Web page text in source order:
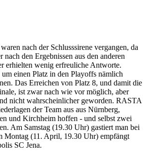
nach der Schlusssirene vergangen, da
den Ergebnissen aus den anderen
erhielten wenig erfreuliche Antworte.
einen Platz in den Playoffs nämlich
Das Erreichen von Platz 8, und damit die
ist zwar nach wie vor möglich, aber
nicht wahrscheinlicher geworden. RASTA
der Team aus aus Nürnberg,
und Kirchheim hoffen - und selbst zwei
Am Samstag (19.30 Uhr) gastiert man bei
Montag (11. April, 19.30 Uhr) empfängt
SC Jena.